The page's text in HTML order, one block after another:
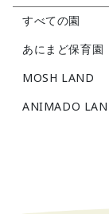
すべての園
あにまど保育園
MOSH LAND
ANIMADO